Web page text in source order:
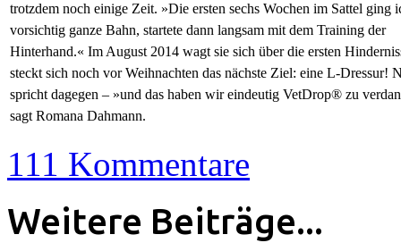
trotzdem noch einige Zeit. »Die ersten sechs Wochen im Sattel ging
vorsichtig ganze Bahn, startete dann langsam mit dem Training der
Hinterhand.« Im August 2014 wagt sie sich über die ersten
steckt sich noch vor Weihnachten das nächste Ziel: eine L-Dressur!
spricht dagegen – »und das haben wir eindeutig VetDrop® zu
sagt Romana Dahmann.
111 Kommentare
Weitere Beiträge...